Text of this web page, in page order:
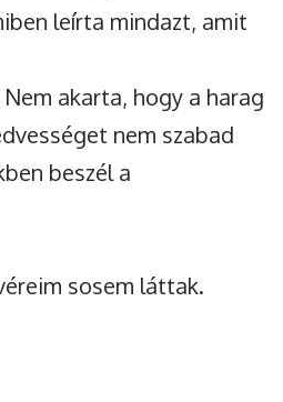
leírta mindazt, amit
akarta, hogy a harag
nem szabad
beszél a
sosem láttak.